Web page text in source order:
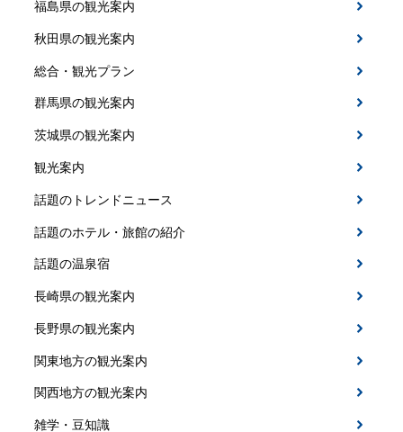
福島県の観光案内
秋田県の観光案内
総合・観光プラン
群馬県の観光案内
茨城県の観光案内
観光案内
話題のトレンドニュース
話題のホテル・旅館の紹介
話題の温泉宿
長崎県の観光案内
長野県の観光案内
関東地方の観光案内
関西地方の観光案内
雑学・豆知識